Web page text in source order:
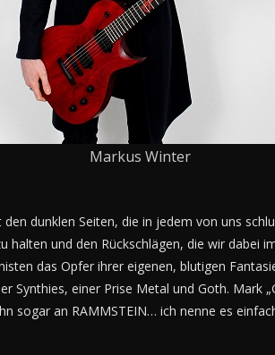
Markus Winter
dunklen Seiten, die in jedem von uns
und den Rückschlägen, die wir dabei
das Opfer ihrer eigenen, blutigen
Synthies, einer Prise Metal und Goth. Mark
sogar an RAMMSTEIN… ich nenne es